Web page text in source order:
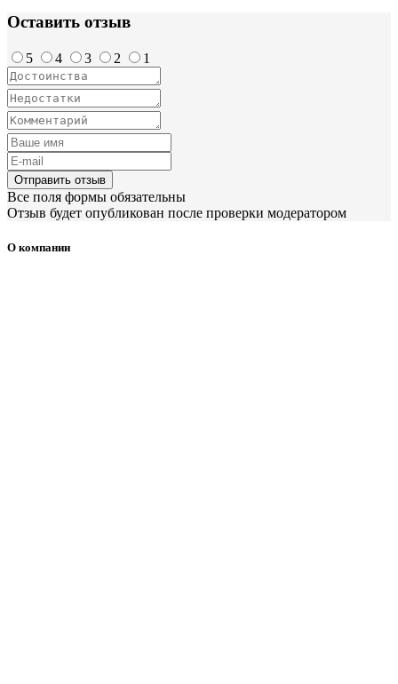
Оставить отзыв
5 4 3 2 1
Отправить отзыв
Все поля формы обязательны
Отзыв будет опубликован после проверки модератором
О компании